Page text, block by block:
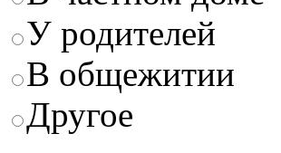
У родителей
В общежитии
Другое